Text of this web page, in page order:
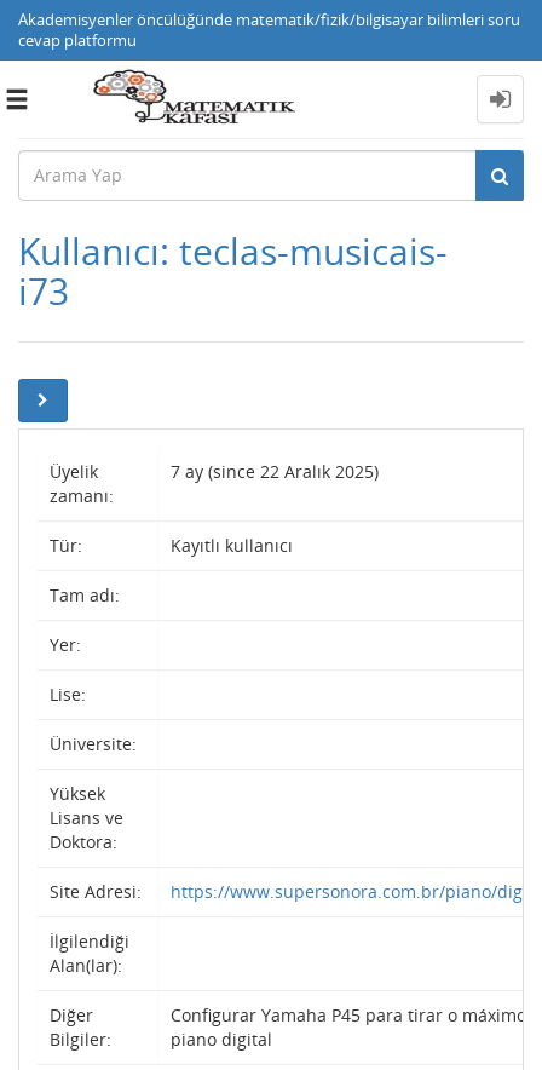
Akademisyenler öncülüğünde matematik/fizik/bilgisayar bilimleri soru
cevap platformu
Toggle
Kullanıcı: teclas-musicais-
i73
Üyelik
zamanı:
7 ay (since 22 Aralık 2025)
Tür: Kayıtlı kullanıcı
Tam adı:
Yer:
Lise:
Üniversite:
Yüksek
Lisans ve
Doktora:
Site Adresi: https://www.supersonora.com.br/piano/
İlgilendiği
Alan(lar):
Diğer
Bilgiler:
Configurar Yamaha P45 para tirar o máximo
piano digital